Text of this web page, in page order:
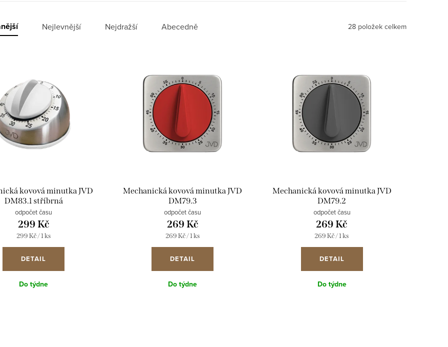
Nejlevnější Nejdražší Abecedně 28 položek celkem
kovová minutka JVD
DM83.1 stříbrná
odpočet času
299 Kč
Měrná
cena:
299 Kč / 1 ks
DETAIL
Do týdne
Mechanická kovová minutka JVD
DM79.3
odpočet času
269 Kč
Měrná
cena:
269 Kč / 1 ks
DETAIL
Do týdne
Mechanická kovová minutka JVD
DM79.2
odpočet času
269 Kč
Měrná
cena:
269 Kč / 1 ks
DETAIL
Do týdne